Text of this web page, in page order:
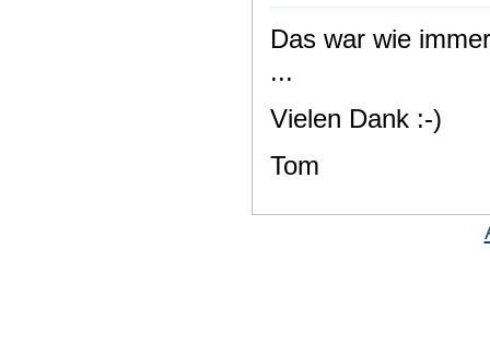
Das war wie
...
Vielen Dank :-)
Tom